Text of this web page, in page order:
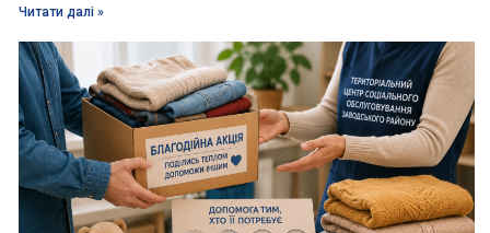
Читати далі »